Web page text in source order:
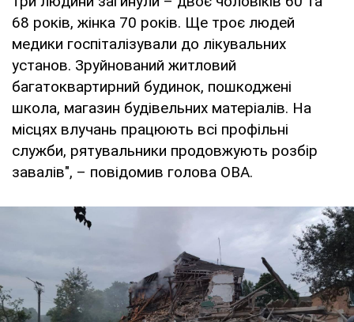
68 років, жінка 70 років. Ще троє людей
медики госпіталізували до лікувальних
установ. Зруйнований житловий
багатоквартирний будинок, пошкоджені
школа, магазин будівельних матеріалів. На
місцях влучань працюють всі профільні
служби, рятувальники продовжують розбір
завалів", – повідомив голова ОВА.